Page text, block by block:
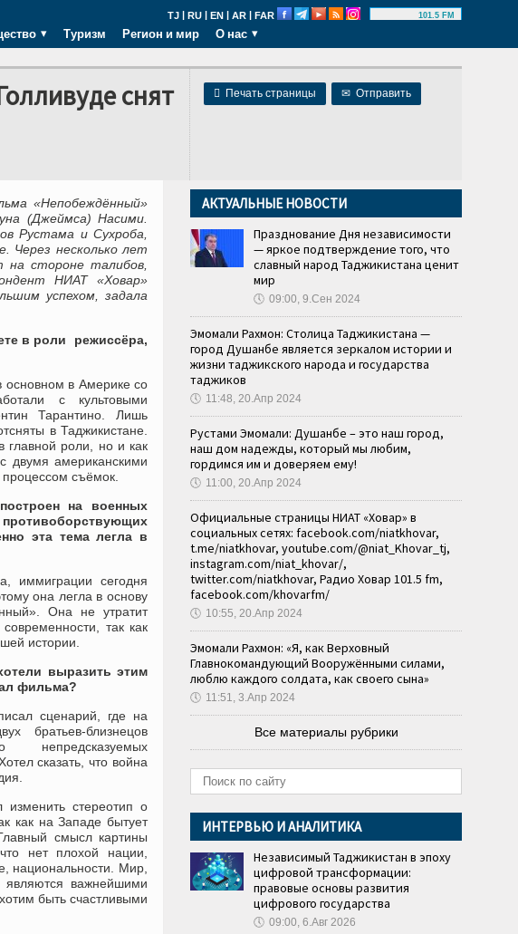
TJ | RU | EN | AR | FAR 101.5 FM
Туризм Регион и мир О нас
 Печать страницы ✉ Отправить
снят
«Непобеждённый»
(Джеймса) Насими.
Рустама и Сухроба,
Через несколько лет
стороне талибов,
НИАТ «Ховар»
успехом, задала
в роли режиссёра,
в Америке со
с культовыми
Тарантино. Лишь
в Таджикистане.
роли, но и как
двумя американскими
съёмок.
на военных
эта тема легла в
сегодня
она легла в основу
Она не утратит
так как
истории.
выразить этим
фильма?
сценарий, где на
братьев-близнецов
непредсказуемых
сказать, что война
стереотип о
как на Западе бытует
смысл картины
нет плохой нации,
национальности. Мир,
являются важнейшими
быть счастливыми
АКТУАЛЬНЫЕ НОВОСТИ
Празднование Дня независимости
— яркое подтверждение того, что
славный народ Таджикистана ценит
мир
🕔 09:00, 9.Сен 2024
Эмомали Рахмон: Столица Таджикистана —
город Душанбе является зеркалом истории и
жизни таджикского народа и государства
таджиков
🕔 11:48, 20.Апр 2024
Рустами Эмомали: Душанбе – это наш город,
наш дом надежды, который мы любим,
гордимся им и доверяем ему!
🕔 11:00, 20.Апр 2024
Официальные страницы НИАТ «Ховар» в
социальных сетях: facebook.com/niatkhovar,
t.me/niatkhovar, youtube.com/@niat_Khovar_tj,
instagram.com/niat_khovar/,
twitter.com/niatkhovar, Радио Ховар 101.5 fm,
facebook.com/khovarfm/
🕔 10:55, 20.Апр 2024
Эмомали Рахмон: «Я, как Верховный
Главнокомандующий Вооружёнными силами,
люблю каждого солдата, как своего сына»
🕔 11:51, 3.Апр 2024
Все материалы рубрики
ИНТЕРВЬЮ И АНАЛИТИКА
Независимый Таджикистан в эпоху
цифровой трансформации:
правовые основы развития
цифрового государства
🕔 09:00, 6.Авг 2026